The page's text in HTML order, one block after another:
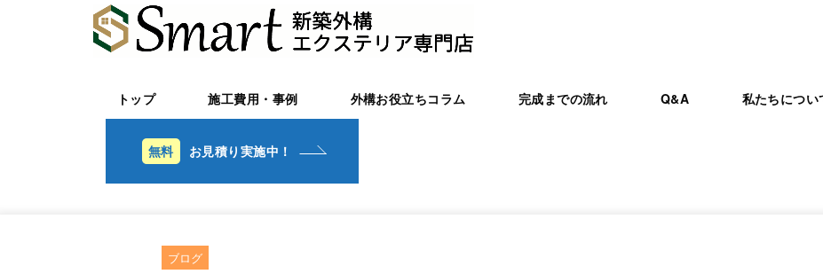
トップ 施工費用・事例 外構お役立ちコラム 完成までの流れ Q&A 私たちについ
お見積り実施中！
ブログ